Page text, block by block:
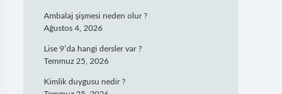
Ambalaj şişmesi neden olur ?
Ağustos 4, 2026
Lise 9’da hangi dersler var ?
Temmuz 25, 2026
Kimlik duygusu nedir ?